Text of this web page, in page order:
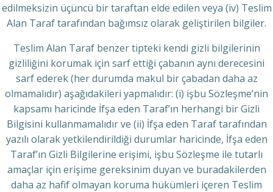
edilmeksizin üçüncü bir taraftan elde edilen veya (iv) Teslim
Alan Taraf tarafından bağımsız olarak geliştirilen bilgiler.
Teslim Alan Taraf benzer tipteki kendi gizli bilgilerinin
gizliliğini korumak için sarf ettiği çabanın aynı derecesini
sarf ederek (her durumda makul bir çabadan daha az
olmamalıdır) aşağıdakileri yapmalıdır: (i) işbu Sözleşme’nin
kapsamı haricinde İfşa eden Taraf’ın herhangi bir Gizli
Bilgisini kullanmamalıdır ve (ii) İfşa eden Taraf tarafından
yazılı olarak yetkilendirildiği durumlar haricinde, İfşa eden
Taraf’ın Gizli Bilgilerine erişimi, işbu Sözleşme ile tutarlı
amaçlar için erişime gereksinim duyan ve buradakilerden
daha az hafif olmayan koruma hükümleri içeren Teslim